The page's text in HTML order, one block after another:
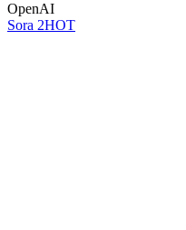
OpenAI
Sora 2HOT